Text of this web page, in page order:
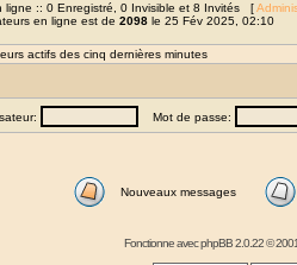
ligne :: 0 Enregistré, 0 Invisible et 8 Invités [
en ligne est de 2098 le 25 Fév 2025, 02:10
actifs des cinq dernières minutes
Mot de passe:
Nouveaux messages
Fonctionne avecphpBB2.0.22 ©